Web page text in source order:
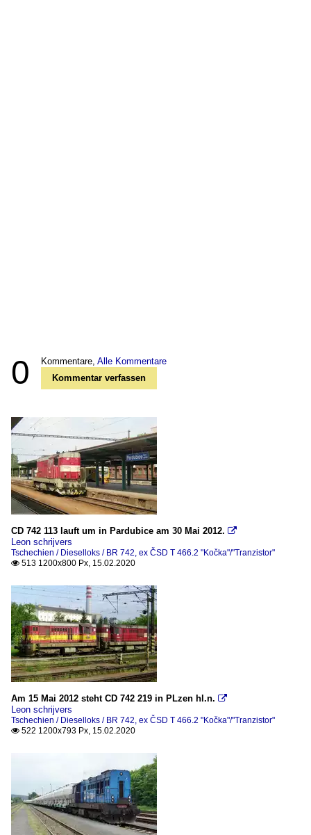
0 Kommentare, Alle Kommentare
Kommentar verfassen
CD 742 113 lauft um in Pardubice am 30 Mai 2012. 
Leon schrijvers
Tschechien / Dieselloks / BR 742, ex ČSD T 466.2 "Kočka"/"Tranzistor"
 513 1200x800 Px, 15.02.2020
Am 15 Mai 2012 steht CD 742 219 in PLzen hl.n. 
Leon schrijvers
Tschechien / Dieselloks / BR 742, ex ČSD T 466.2 "Kočka"/"Tranzistor"
 522 1200x793 Px, 15.02.2020